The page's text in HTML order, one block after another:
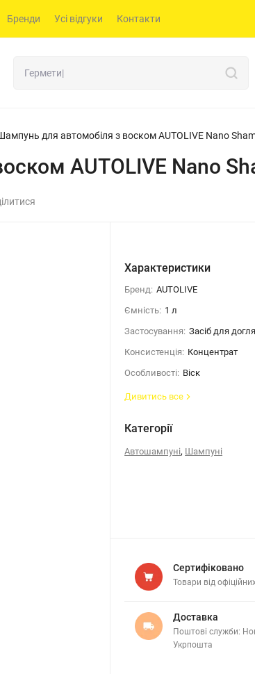
Бренди Усі відгуки Контакти
для автомобіля з воском AUTOLIVE Nano
AUTOLIVE Nano
Характеристики
Бренд: AUTOLIVE
Ємність: 1 л
Застосування: Засіб для
Консистенція: Концентрат
Особливості: Віск
Дивитись все
Категорії
Автошампуні, Шампуні
Сертифіковано
Товари від
Доставка
Поштові служби:
Укрпошта